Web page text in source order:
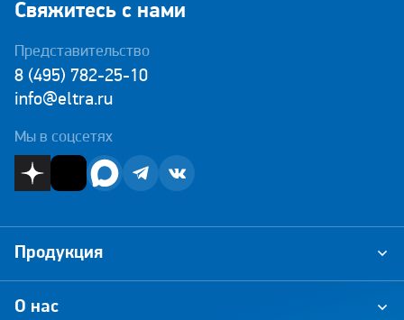
Свяжитесь с нами
Представительство
8 (495) 782-25-10
info@eltra.ru
Мы в соцсетях
О нас
Продукция